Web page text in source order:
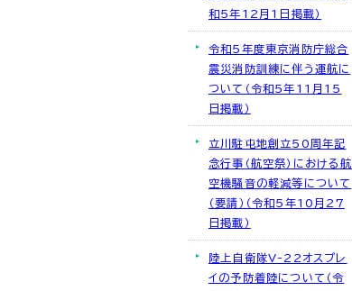
和5年12月1日掲載）
令和5年度東京消防庁総合
震災消防訓練に伴う運航に
ついて（令和5年11月15
日掲載）
立川駐屯地創立50周年記
念行事（航空祭）における航
空機騒音の軽減等について
（要請）（令和5年10月27
日掲載）
陸上自衛隊V-22オスプレ
イの予防着陸について（令